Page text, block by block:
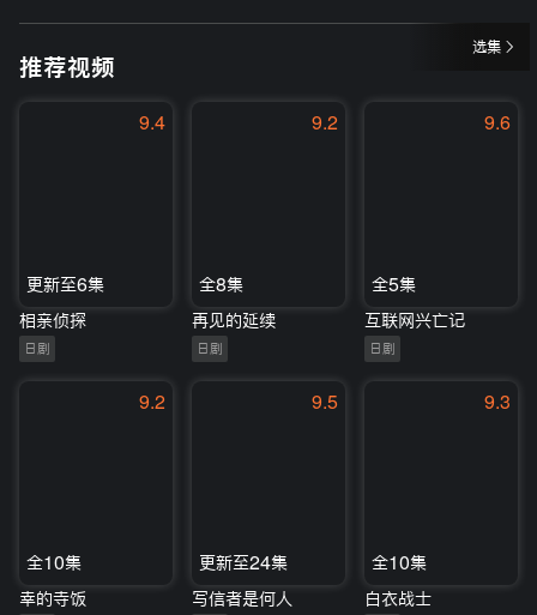
选集
推荐视频
9.4
更新至6集
相亲侦探
日剧
9.2
全8集
再见的延续
日剧
9.6
全5集
互联网兴亡记
日剧
9.2
全10集
幸的寺饭
9.5
更新至24集
写信者是何人
9.3
全10集
白衣战士